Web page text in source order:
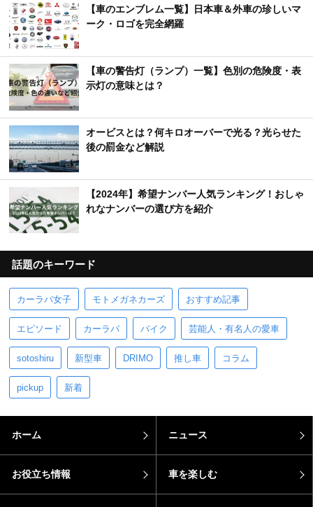
【車のエンブレム一覧】日本車＆外車の珍しいマ
ーク・ロゴを完全網羅
【車の警告灯（ランプ）一覧】色別の危険度・表
示灯の意味とは？
オービスとは？何キロオーバーで光る？光らせた
後の罰金など解説
【2024年】希望ナンバー人気ランキング！おしゃ
れなナンバーの選び方を紹介
話題のキーワード
カーラバ女子 モトメガネカーズ おすすめ記事
エピソード カーラバ バイク 芸能人・有名人の愛車
sotoshiru 新型車 DRIMO 推し車 コラム
pickup 新着
ホーム ニュース
お役立ち情報 車を楽しむ